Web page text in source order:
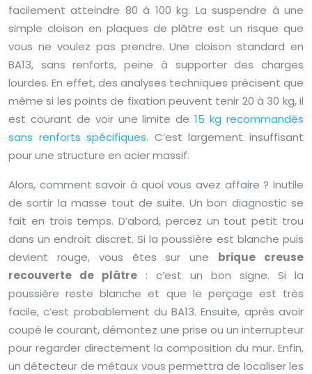
facilement atteindre 80 à 100 kg. La suspendre à une
simple cloison en plaques de plâtre est un risque que
vous ne voulez pas prendre. Une cloison standard en
BA13, sans renforts, peine à supporter des charges
lourdes. En effet, des analyses techniques précisent que
même si les points de fixation peuvent tenir 20 à 30 kg, il
est courant de voir une limite de15 kg recommandés
sans renforts spécifiques. C’est largement insuffisant
pour une structure en acier massif.
Alors, comment savoir à quoi vous avez affaire ? Inutile
de sortir la masse tout de suite. Un bon diagnostic se
fait en trois temps. D’abord, percez un tout petit trou
dans un endroit discret. Si la poussière est blanche puis
devient rouge, vous êtes sur une brique creuse
recouverte de plâtre : c’est un bon signe. Si la
poussière reste blanche et que le perçage est très
facile, c’est probablement du BA13. Ensuite, après avoir
coupé le courant, démontez une prise ou un interrupteur
pour regarder directement la composition du mur. Enfin,
un détecteur de métaux vous permettra de localiser les